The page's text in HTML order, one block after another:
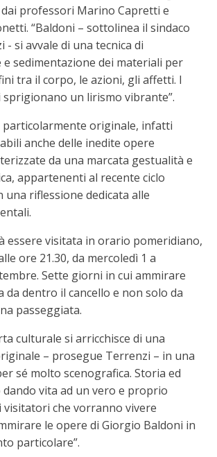
professori Marino Capretti e
“Baldoni – sottolinea il sindaco
- si avvale di una tecnica di
sedimentazione dei materiali per
tra il corpo, le azioni, gli affetti. I
un lirismo vibrante”.
particolarmente originale, infatti
anche delle inedite opere
da una marcata gestualità e
appartenenti al recente ciclo
una riflessione dedicata alle
essere visitata in orario pomeridiano,
ore 21.30, da mercoledì 1 a
Sette giorni in cui ammirare
da dentro il cancello e non solo da
passeggiata.
culturale si arricchisce di una
– prosegue Terrenzi – in una
sé molto scenografica. Storia ed
vita ad un vero e proprio
che vorranno vivere
le opere di Giorgio Baldoni in
particolare”.